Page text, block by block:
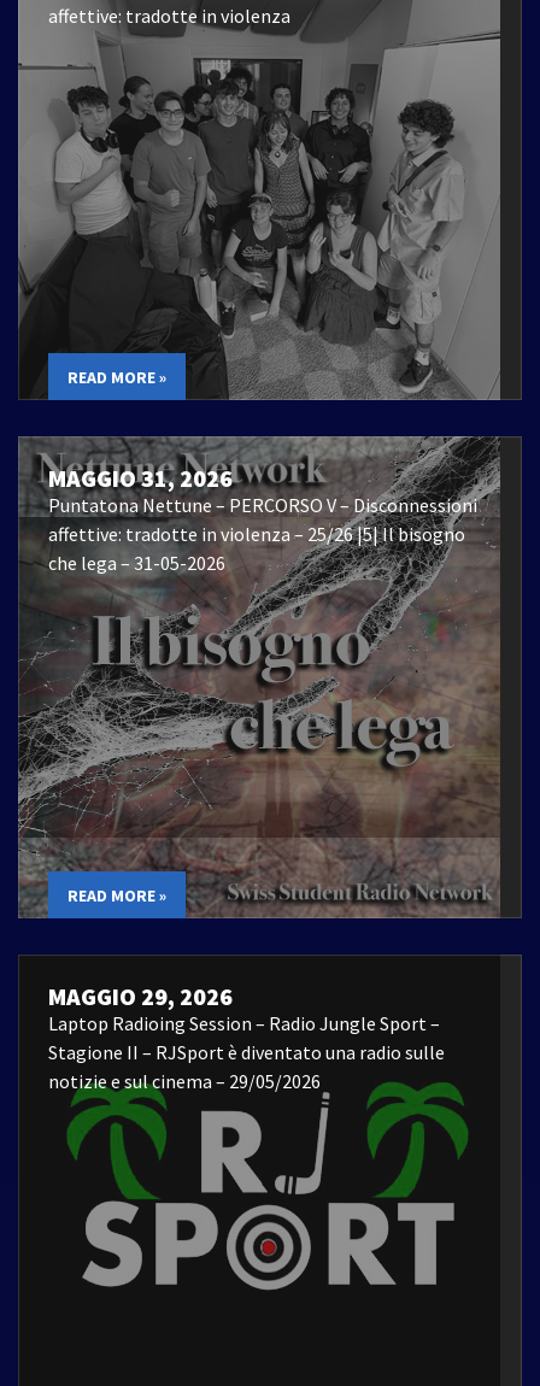
affettive: tradotte in violenza
READ MORE »
MAGGIO 31, 2026
Puntatona Nettune – PERCORSO V – Disconnessioni
affettive: tradotte in violenza – 25/26 |5| Il bisogno
che lega – 31-05-2026
READ MORE »
MAGGIO 29, 2026
Laptop Radioing Session – Radio Jungle Sport –
Stagione II – RJSport è diventato una radio sulle
notizie e sul cinema – 29/05/2026